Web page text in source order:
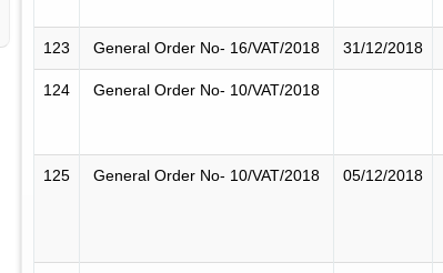
123 General Order No- 16/VAT/2018 31/12/2018
124 General Order No- 10/VAT/2018
125 General Order No- 10/VAT/2018 05/12/2018